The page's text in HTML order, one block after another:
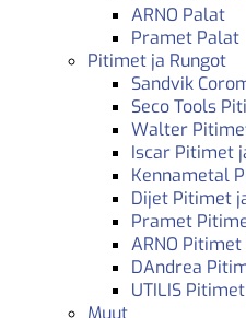
ARNO Palat
Pramet Palat
Pitimet ja Rungot
Sandvik
Seco Tools
Walter
Iscar Pitimet
Kennametal
Dijet Pitimet
Pramet
ARNO
DAndrea
UTILIS
Muut